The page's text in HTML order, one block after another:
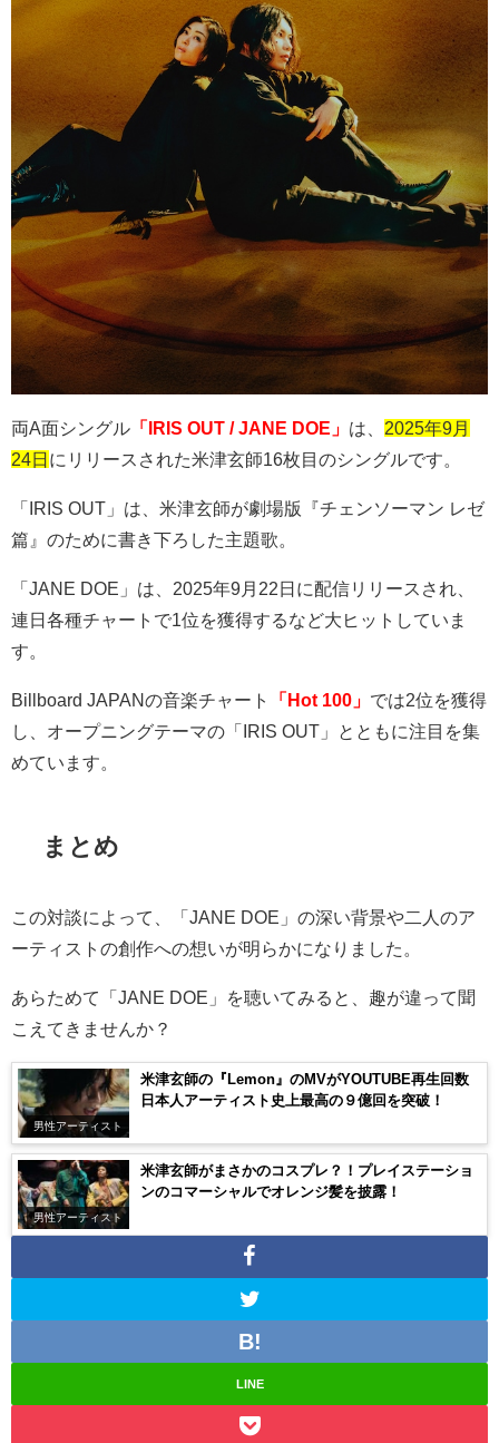
両A面シングル 「IRIS OUT / JANE DOE」 は、 2025年9月
24日 にリリースされた米津玄師16枚目のシングルです。
「 IRIS OUT 」は、米津玄師が劇場版『チェンソーマン レゼ
篇』のために書き下ろした主題歌。
「 JANE DOE 」は、 2025年9 月 22 日に配信リリースされ、
連日各種チャートで1 位を獲得するなど大ヒットしていま
す。
Billboard JAPANの音楽チャート 「Hot 100」 では2位を獲得
し、オープニングテーマの「
IRIS OUT 」とともに注目を集
めています。
まとめ
この対談によって、「 JANE DOE 」の深い背景や二人のア
ーティストの創作への想いが明らかになりました。
あらためて「 JANE DOE 」を聴いてみると、趣が違って聞
こえてきませんか？
男性アーティスト
米津玄師の『Lemon』のMVがYOUTUBE再生回数
日本人アーティスト史上最高の９億回を突破！
男性アーティスト
米津玄師がまさかのコスプレ？！プレイステーショ
ンのコマーシャルでオレンジ髪を披露！
LINE